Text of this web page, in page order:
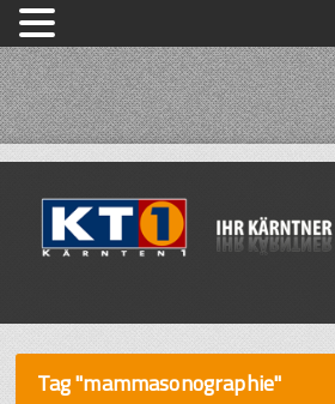
Tag "mammasonographie"